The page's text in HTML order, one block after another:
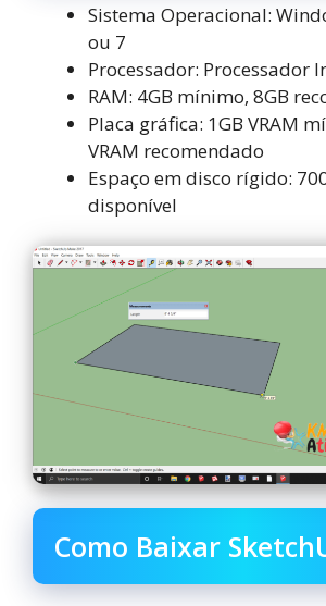
Sistema Operacional:
ou 7
Processador: Processador
RAM: 4GB mínimo, 8GB
Placa gráfica: 1GB VRAM
VRAM recomendado
Espaço em disco rígido:
disponível
Como Baixar